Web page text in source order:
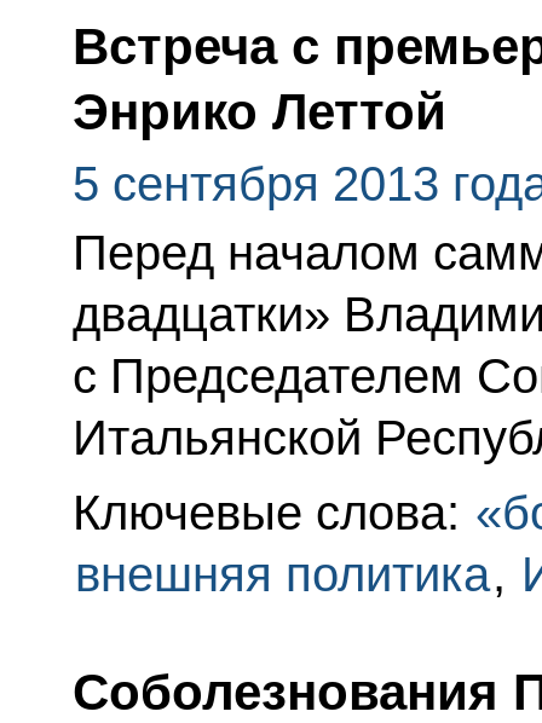
Встреча с
Энрико Леттой
5 сентября 2013
Перед началом
двадцатки»
с Председателем
Итальянской
Ключевые слова:
внешняя политика,
Соболезнования